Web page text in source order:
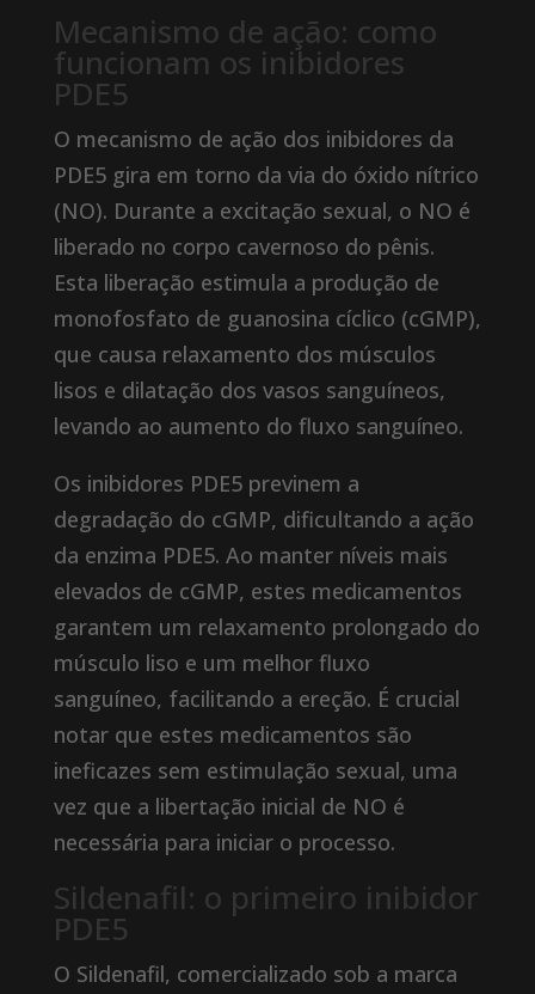
Mecanismo de ação: como
funcionam os inibidores
PDE5
O mecanismo de ação dos inibidores da
PDE5 gira em torno da via do óxido nítrico
(NO). Durante a excitação sexual, o NO é
liberado no corpo cavernoso do pênis.
Esta liberação estimula a produção de
monofosfato de guanosina cíclico (cGMP),
que causa relaxamento dos músculos
lisos e dilatação dos vasos sanguíneos,
levando ao aumento do fluxo sanguíneo.
Os inibidores PDE5 previnem a
degradação do cGMP, dificultando a ação
da enzima PDE5. Ao manter níveis mais
elevados de cGMP, estes medicamentos
garantem um relaxamento prolongado do
músculo liso e um melhor fluxo
sanguíneo, facilitando a ereção. É crucial
notar que estes medicamentos são
ineficazes sem estimulação sexual, uma
vez que a libertação inicial de NO é
necessária para iniciar o processo.
Sildenafil: o primeiro inibidor
PDE5
O Sildenafil, comercializado sob a marca